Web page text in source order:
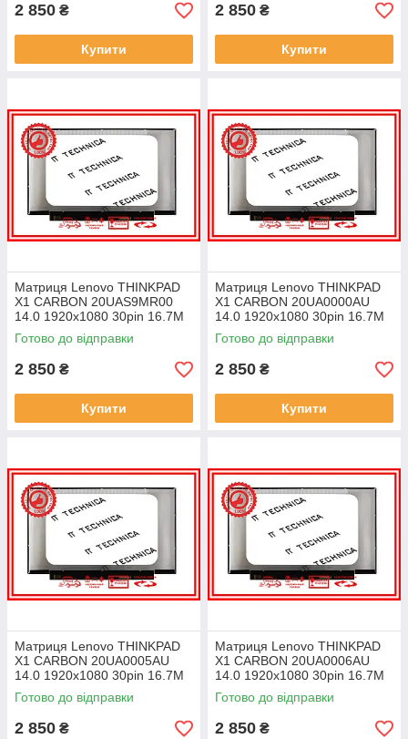
2 850 ₴
Купити
2 850 ₴
Купити
Матриця Lenovo THINKPAD
X1 CARBON 20UAS9MR00
14.0 1920x1080 30pin 16.7M
45% NTSC 300 cd/m² для
ноутбука
Готово до відправки
2 850 ₴
Купити
Матриця Lenovo THINKPAD
X1 CARBON 20UA0000AU
14.0 1920x1080 30pin 16.7M
45% NTSC 300 cd/m² для
ноутбука
Готово до відправки
2 850 ₴
Купити
Матриця Lenovo THINKPAD
X1 CARBON 20UA0005AU
14.0 1920x1080 30pin 16.7M
45% NTSC 300 cd/m² для
ноутбука
Готово до відправки
2 850 ₴
Матриця Lenovo THINKPAD
X1 CARBON 20UA0006AU
14.0 1920x1080 30pin 16.7M
45% NTSC 300 cd/m² для
ноутбука
Готово до відправки
2 850 ₴